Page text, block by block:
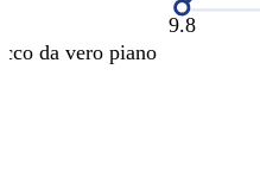
9.8
da vero piano